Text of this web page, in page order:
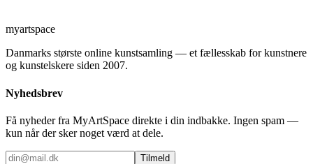
myartspace
Danmarks største online kunstsamling — et fællesskab for kunstnere
og kunstelskere siden 2007.
Nyhedsbrev
Få nyheder fra MyArtSpace direkte i din indbakke. Ingen spam —
kun når der sker noget værd at dele.
Tilmeld